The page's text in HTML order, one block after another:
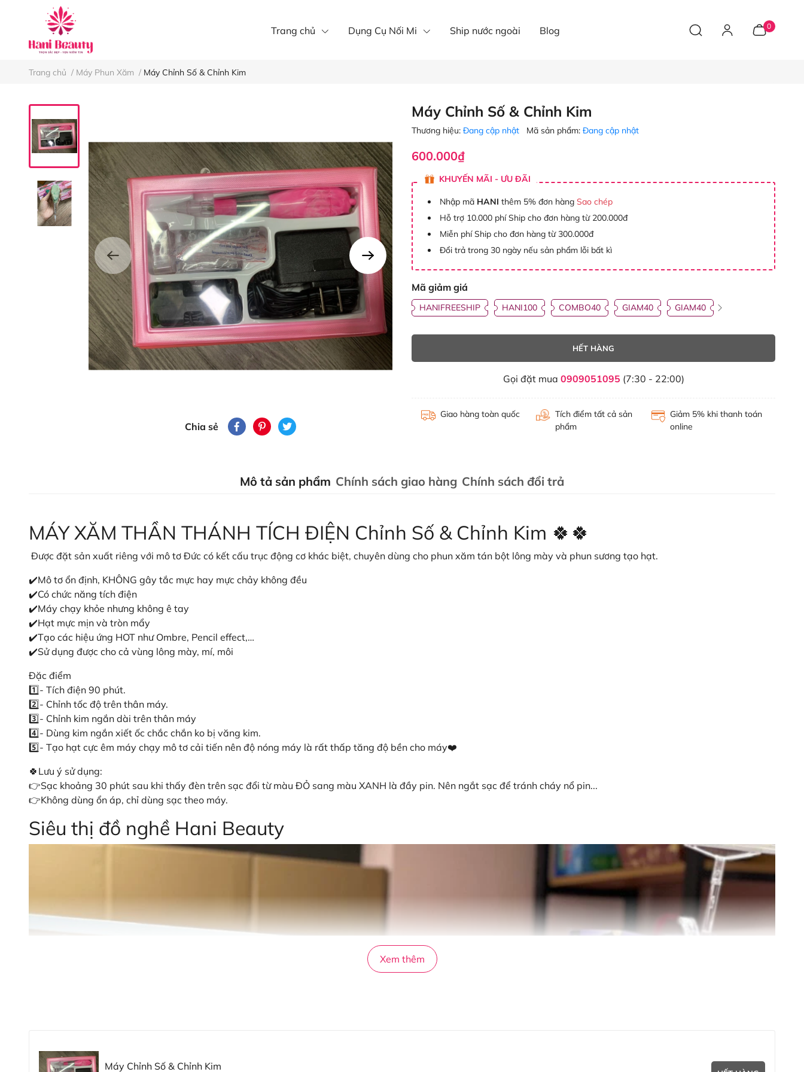
Trang chủ Dụng Cụ Nối Mi Ship nước ngoài Blog 0
Trang chủ / Máy Phun Xăm / Máy Chỉnh Số & Chỉnh Kim
Chia sẻ
Máy Chỉnh Số & Chỉnh Kim
Thương hiệu: Đang cập nhật Mã sản phẩm: Đang cập nhật
600.000₫
KHUYẾN MÃI - ƯU ĐÃI
Nhập mã HANI thêm 5% đơn hàng Sao chép
Hỗ trợ 10.000 phí Ship cho đơn hàng từ 200.000đ
Miễn phí Ship cho đơn hàng từ 300.000đ
Đổi trả trong 30 ngày nếu sản phẩm lỗi bất kì
Mã giảm giá
HANIFREESHIP HANI100 COMBO40 GIAM40 GIAM40
HẾT HÀNG
Gọi đặt mua 0909051095 (7:30 - 22:00)
Giao hàng toàn quốc
Tích điểm tất cả sản
phẩm
Giảm 5% khi thanh toán
online
Mô tả sản phẩm Chính sách giao hàng Chính sách đổi trả
MÁY XĂM THẦN THÁNH TÍCH ĐIỆN Chỉnh Số & Chỉnh Kim 🍀🍀
Được đặt sản xuất riêng với mô tơ Đức có kết cấu trục động cơ khác biệt, chuyên dùng cho phun xăm tán bột lông mày và phun sương tạo hạt.
✔️Mô tơ ổn định, KHÔNG gây tắc mực hay mực chảy không đều
✔️Có chức năng tích điện
✔️Máy chạy khỏe nhưng không ê tay
✔️Hạt mực mịn và tròn mẩy
✔️Tạo các hiệu ứng HOT như Ombre, Pencil effect,…
✔️Sử dụng được cho cả vùng lông mày, mí, môi
Đặc điểm
1️⃣- Tích điện 90 phút.
2️⃣- Chỉnh tốc độ trên thân máy.
3️⃣- Chỉnh kim ngắn dài trên thân máy
4️⃣- Dùng kim ngắn xiết ốc chắc chắn ko bị văng kim.
5️⃣- Tạo hạt cực êm máy chạy mô tơ cải tiến nên độ nóng máy là rất thấp tăng độ bền cho máy❤️
🍀Lưu ý sử dụng:
👉Sạc khoảng 30 phút sau khi thấy đèn trên sạc đổi từ màu ĐỎ sang màu XANH là đầy pin. Nên ngắt sạc để tránh cháy nổ pin...
👉Không dùng ổn áp, chỉ dùng sạc theo máy.
Siêu thị đồ nghề Hani Beauty
Xem thêm
Máy Chỉnh Số & Chỉnh Kim